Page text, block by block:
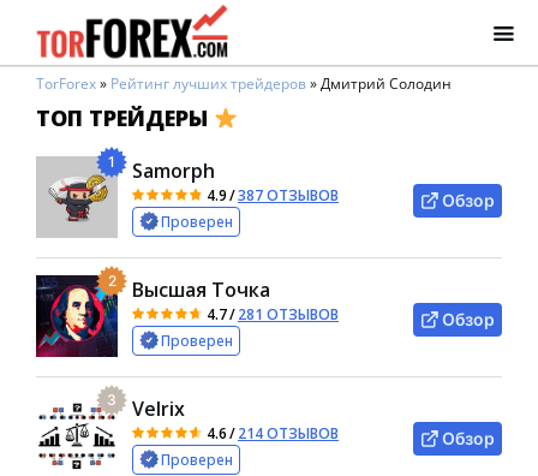
TorForex» Рейтинг лучших трейдеров»Дмитрий Солодин
ТОП ТРЕЙДЕРЫ
1 Samorph
4.9/387 ОТЗЫВОВ
Проверен
Обзор
2 Высшая Точка
4.7/281 ОТЗЫВОВ
Проверен
Обзор
3 Velrix
4.6/214 ОТЗЫВОВ
Проверен
Обзор